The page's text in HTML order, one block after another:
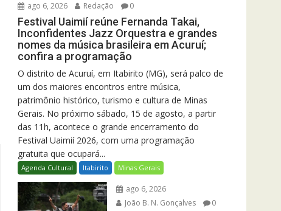
ago 6, 2026 Redação 0
Festival Uaimií reúne Fernanda Takai,
Inconfidentes Jazz Orquestra e grandes
nomes da música brasileira em Acuruí;
confira a programação
O distrito de Acuruí, em Itabirito (MG), será palco de
um dos maiores encontros entre música,
patrimônio histórico, turismo e cultura de Minas
Gerais. No próximo sábado, 15 de agosto, a partir
das 11h, acontece o grande encerramento do
Festival Uaimií 2026, com uma programação
gratuita que ocupará...
Agenda Cultural Itabirito Minas Gerais
ago 6, 2026
João B. N. Gonçalves
0